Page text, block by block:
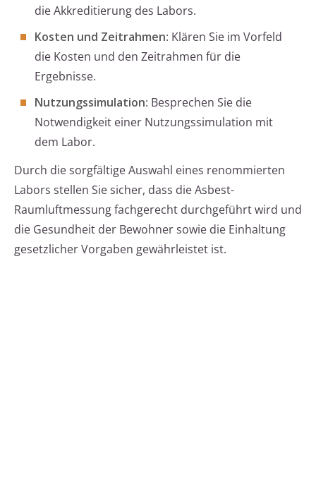
die Akkreditierung des Labors.
Kosten und Zeitrahmen: Klären Sie im Vorfeld
die Kosten und den Zeitrahmen für die
Ergebnisse.
Nutzungssimulation: Besprechen Sie die
Notwendigkeit einer Nutzungssimulation mit
dem Labor.
Durch die sorgfältige Auswahl eines renommierten
Labors stellen Sie sicher, dass die Asbest-
Raumluftmessung fachgerecht durchgeführt wird und
die Gesundheit der Bewohner sowie die Einhaltung
gesetzlicher Vorgaben gewährleistet ist.